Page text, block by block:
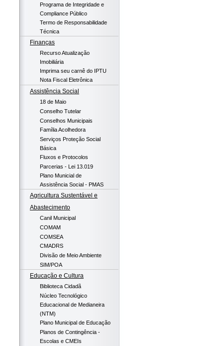
Programa de Integridade e
Compliance Público
Termo de Responsabilidade
Técnica
Finanças
Recurso Atualização
Imobiliária
Imprima seu carnê do IPTU
Nota Fiscal Eletrônica
Assistência Social
18 de Maio
Conselho Tutelar
Conselhos Municipais
Família Acolhedora
Serviços Proteção Social
Básica
Fluxos e Protocolos
Parcerias - Lei 13.019
Plano Municial de
Assistência Social - PMAS
Agricultura Sustentável e
Abastecimento
Canil Municipal
COMAM
COMSEA
CMADRS
Divisão de Meio Ambiente
SIM/POA
Educação e Cultura
Biblioteca Cidadã
Núcleo Tecnológico
Educacional de Medianeira
(NTM)
Plano Municipal de Educação
Planos de Contingência -
Escolas e CMEIs